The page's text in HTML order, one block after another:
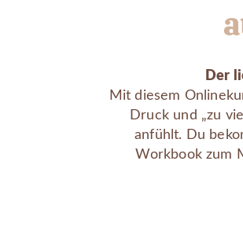
Der
Mit diesem
Druck und „zu
anfühlt. Du
Workbook zum